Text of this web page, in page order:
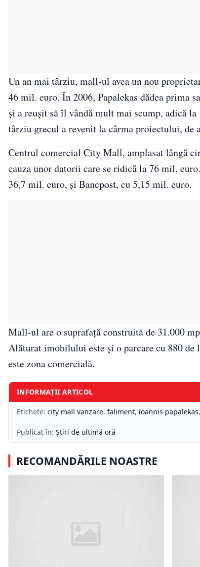
Un an mai târziu, mall-ul avea un nou
46 mil. euro. În 2006, Papalekas dădea prima
şi a reuşit să îl vândă mult mai scump, adică
târziu grecul a revenit la cârma proiectului, de
Centrul comercial City Mall, amplasat lângă
cauza unor datorii care se ridică la 76 mil.
36,7 mil. euro, şi Bancpost, cu 5,15 mil. euro.
Mall-ul are o suprafaţă construită de 31.000
Alăturat imobilului este şi o parcare cu 880 de
este zona comercială.
INFORMAȚII ARTICOL
Etichete: city mall vanzare, faliment, ioannis papalekas,
Publicat în: Știri de ultimă oră
RECOMANDĂRILE NOASTRE